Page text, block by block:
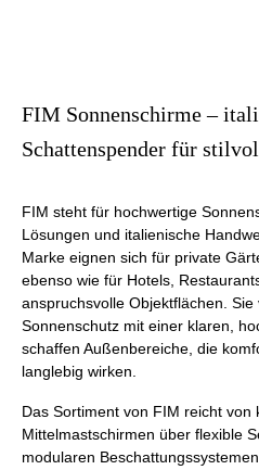
FIM Sonnenschirme –
Schattenspender für
FIM steht für hochwertige
Lösungen und italienische
Marke eignen sich für private
ebenso wie für Hotels,
anspruchsvolle Objektflächen.
Sonnenschutz mit einer klaren,
schaffen Außenbereiche, die
langlebig wirken.
Das Sortiment von FIM reicht von
Mittelmastschirmen über flexible
modularen